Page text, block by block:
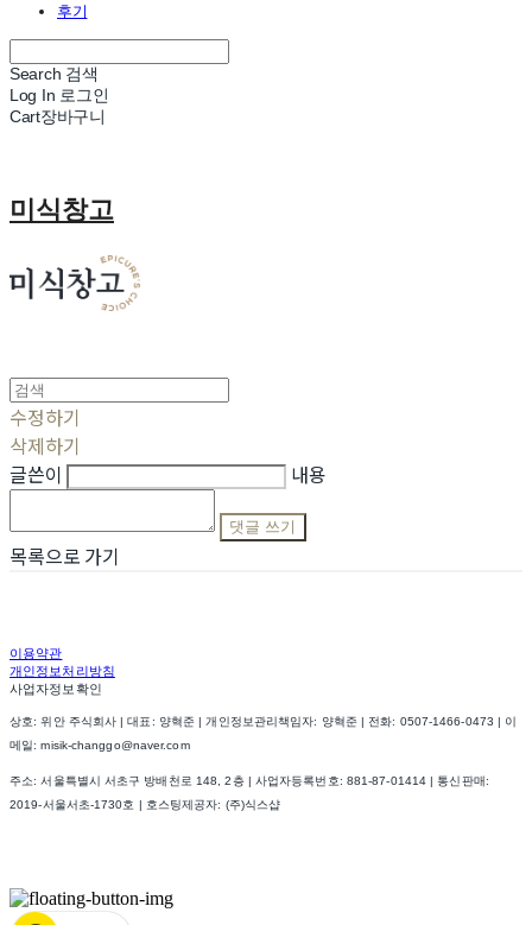
후기
Search 검색
Log In 로그인
Cart장바구니
미식창고
수정하기
삭제하기
글쓴이
내용
댓글 쓰기
목록으로 가기
이용약관
개인정보처리방침
사업자정보확인
상호: 위안 주식회사 | 대표: 양혁준 | 개인정보관리책임자: 양혁준 | 전화: 0507-1466-0473 | 이
메일: misik-changgo@naver.com
주소: 서울특별시 서초구 방배천로 148, 2층 | 사업자등록번호: 881-87-01414 | 통신판매:
2019-서울서초-1730호
| 호스팅제공자: (주)식스샵